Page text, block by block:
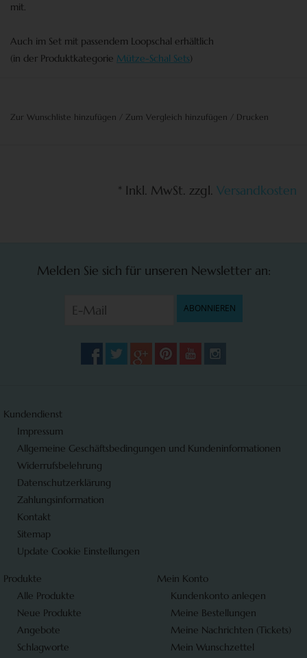
mit.
Auch im Set mit passendem Loopschal erhältlich
(in der Produktkategorie Mütze-Schal Sets)
Zur Wunschliste hinzufügen Zum Vergleich hinzufügen Drucken
* Inkl. MwSt. zzgl. Versandkosten
Melden Sie sich für unseren Newsletter an:
ABONNIEREN
Kundendienst
Impressum
Allgemeine Geschäftsbedingungen und Kundeninformationen
Widerrufsbelehrung
Datenschutzerklärung
Zahlungsinformation
Kontakt
Sitemap
Update Cookie Einstellungen
Produkte
Alle Produkte
Neue Produkte
Angebote
Schlagworte
Mein Konto
Kundenkonto anlegen
Meine Bestellungen
Meine Nachrichten (Tickets)
Mein Wunschzettel